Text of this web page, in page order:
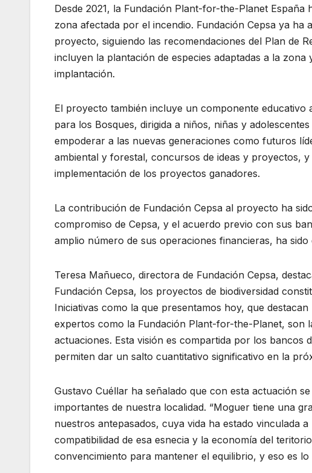
Desde 2021, la Fundación Plant-for-the-Planet
zona afectada por el incendio. Fundación Cepsa ya
proyecto, siguiendo las recomendaciones del Plan de
incluyen la plantación de especies adaptadas a la
implantación.
El proyecto también incluye un componente educativo
para los Bosques, dirigida a niños, niñas y
empoderar a las nuevas generaciones como futuros
ambiental y forestal, concursos de ideas y proyectos,
implementación de los proyectos ganadores.
La contribución de Fundación Cepsa al proyecto ha
compromiso de Cepsa, y el acuerdo previo con sus
amplio número de sus operaciones financieras, ha
Teresa Mañueco, directora de Fundación Cepsa,
Fundación Cepsa, los proyectos de biodiversidad
Iniciativas como la que presentamos hoy, que
expertos como la Fundación Plant-for-the-Planet, son
actuaciones. Esta visión es compartida por los bancos
permiten dar un salto cuantitativo significativo en la
Gustavo Cuéllar ha señalado que con esta actuación
importantes de nuestra localidad. “Moguer tiene una
nuestros antepasados, cuya vida ha estado vinculada
compatibilidad de esa esnecia y la economía del
convencimiento para mantener el equilibrio, y eso es